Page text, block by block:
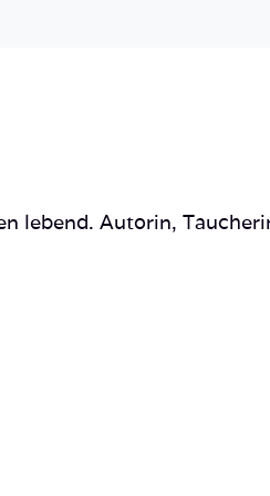
lebend. Autorin,